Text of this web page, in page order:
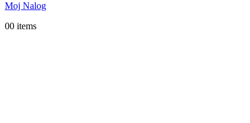
Moj Nalog
00 items